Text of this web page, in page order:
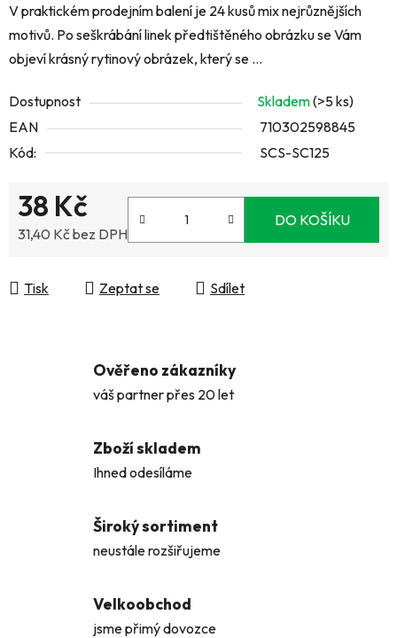
V praktickém prodejním balení je 24 kusů mix nejrůznějších
motivů. Po seškrábání linek předtištěného obrázku se Vám
objeví krásný rytinový obrázek, který se ...
Dostupnost Skladem(>5 ks)
EAN
710302598845
Kód:
SCS-SC125
38 Kč
31,40 Kč bez DPH
DO KOŠÍKU
Tisk Zeptat se Sdílet
Ověřeno zákazníky
váš partner přes 20 let
Zboží skladem
Ihned odesíláme
Široký sortiment
neustále rozšiřujeme
Velkoobchod
jsme přimý dovozce